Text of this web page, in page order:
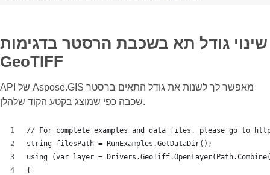
שינוי גודל תא בשכבת הרסטר בדגימות
GeoTIFF
API של Aspose.GIS מאפשר לך לשנות את גודל התאים ברסטר
שכבה כפי שמוצג בקטע הקוד שלהלן.
// For complete examples and data files, please go to
string filesPath = RunExamples.GetDataDir();
using (var layer =
{